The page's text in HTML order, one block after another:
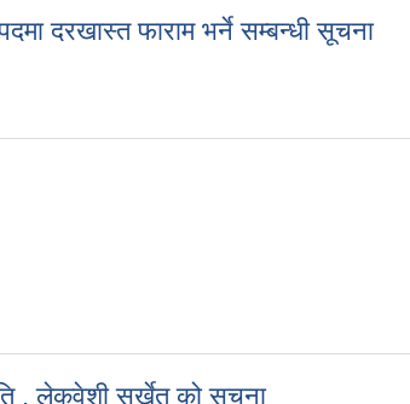
दरखास्त फाराम भर्ने सम्बन्धी सूचना
, लेकवेशी सुर्खेत को सूचना